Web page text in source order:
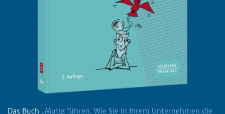
Das Buch „Mutig führen. Wie Sie in Ihrem Unternehmen die